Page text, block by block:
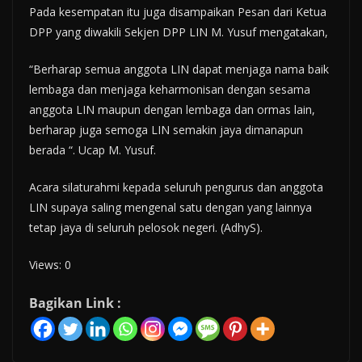
Pada kesempatan itu juga disampaikan Pesan dari Ketua
DPP yang diwakili Sekjen DPP LIN M. Yusuf mengatakan,
“Berharap semua anggota LIN dapat menjaga nama baik
lembaga dan menjaga keharmonisan dengan sesama
anggota LIN maupun dengan lembaga dan ormas lain,
berharap juga semoga LIN semakin jaya dimanapun
berada “. Ucap M. Yusuf.
Acara silaturahmi kepada seluruh pengurus dan anggota
LIN supaya saling mengenal satu dengan yang lainnya
tetap jaya di seluruh pelosok negeri. (AdhyS).
Views: 0
Bagikan Link :